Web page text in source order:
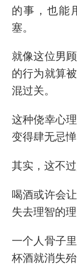
的事，也能
塞。
就像这位男
的行为就算
混过关。
这种侥幸心
变得肆无忌惮
其实，这不过
喝酒或许会
失去理智的理
一个人骨子
杯酒就消失殆